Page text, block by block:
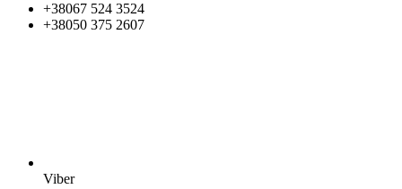
+38067 524 3524
+38050 375 2607
Viber